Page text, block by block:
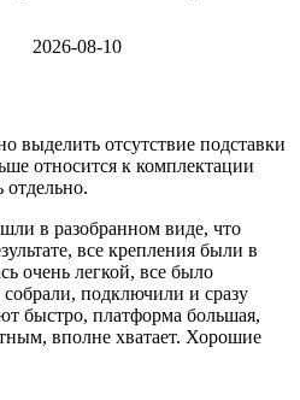
2026-08-10
выделить отсутствие подставки
относится к комплектации
в разобранном виде, что
все крепления были в
очень легкой, все было
подключили и сразу
быстро, платформа большая,
вполне хватает. Хорошие